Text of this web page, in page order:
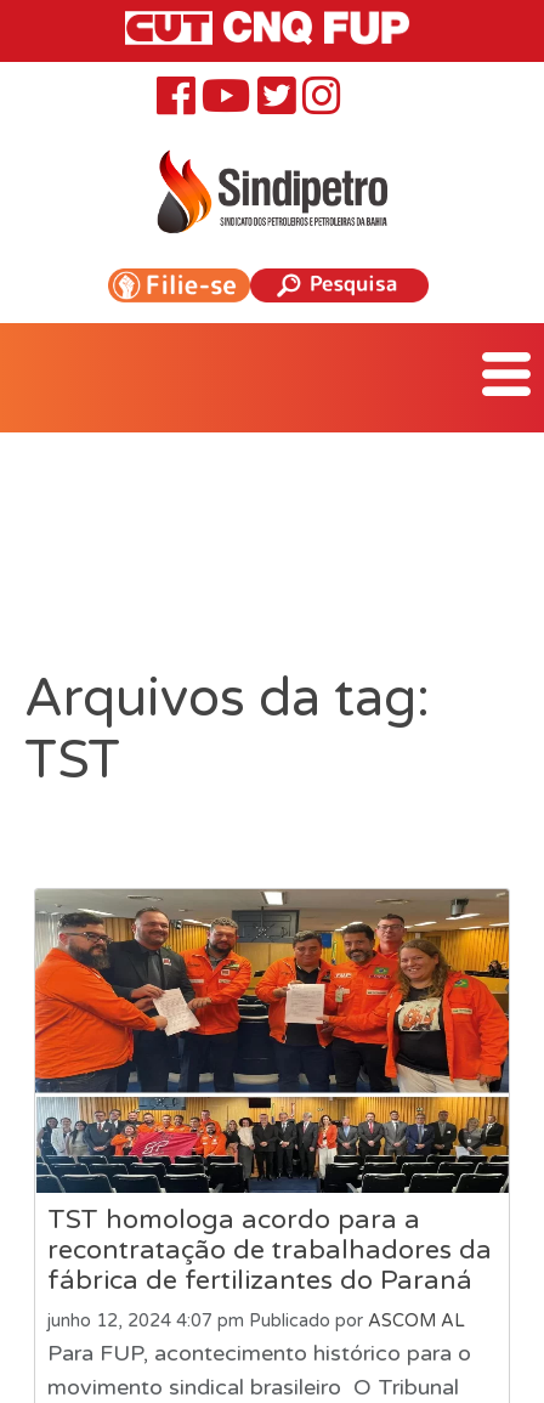
Arquivos da tag:
TST
TST homologa acordo para a
recontratação de trabalhadores da
fábrica de fertilizantes do Paraná
junho 12, 2024 4:07 pm Publicado por ASCOM AL
Para FUP, acontecimento histórico para o
movimento sindical brasileiro O Tribunal